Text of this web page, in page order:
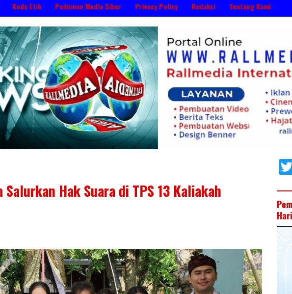
Kode Etik Pedoman Media Siber Privacy Policy Redaksi Tentang Kami
Salurkan Hak Suara di TPS 13 Kaliakah